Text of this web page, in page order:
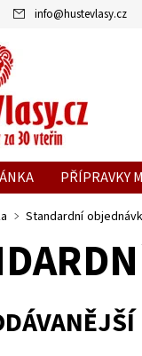
info@hustevlasy.cz
PŘÍPRAVKY
Standardní